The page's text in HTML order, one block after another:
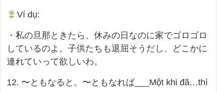
Ví dụ:
・私の旦那ときたら、休みの日なのに家でゴロゴロ
しているのよ。子供たちも退屈そうだし、どこかに
連れていって欲しいわ。
12. 〜ともなると。〜ともなれば___Một khi đã…thì